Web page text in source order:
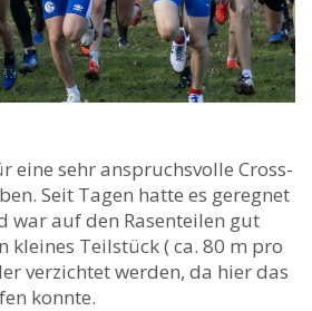
eine sehr anspruchsvolle Cross-
Seit Tagen hatte es geregnet
war auf den Rasenteilen gut
kleines Teilstück ( ca. 80 m pro
verzichtet werden, da hier das
konnte.